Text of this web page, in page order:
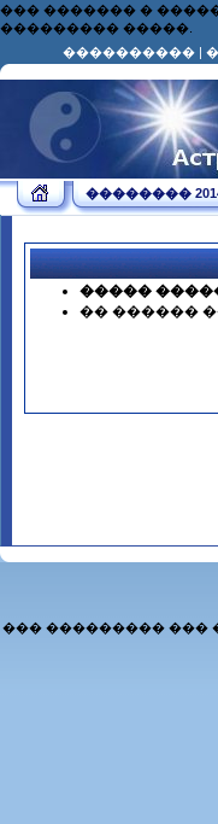
��� ������� � �����
��������� �����.
���������� |
��������
�����
�� ������
��� ��������� ���